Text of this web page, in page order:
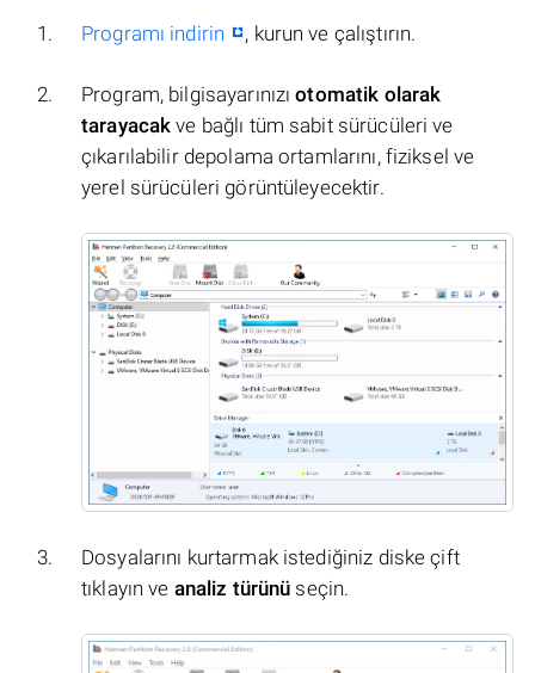
Programı indirin , kurun ve çalıştırın.
Program, bilgisayarınızıotomatik olarak
tarayacak ve bağlı tüm sabit sürücüleri ve
çıkarılabilir depolama ortamlarını, fiziksel ve
yerel sürücüleri görüntüleyecektir.
Dosyalarını kurtarmak istediğiniz diske çift
tıklayın ve analiz türünü seçin.